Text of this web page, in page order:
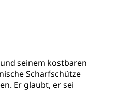
seinem kostbaren
Scharfschütze
Er glaubt, er sei